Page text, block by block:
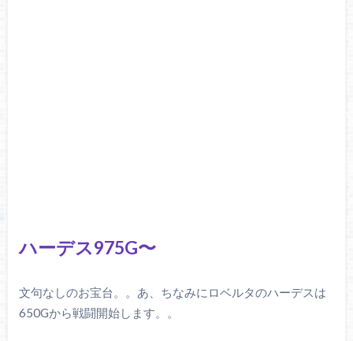
ハーデス975G〜
文句なしのお宝台。。あ、ちなみにロベルタのハーデスは
650Gから戦闘開始します。。